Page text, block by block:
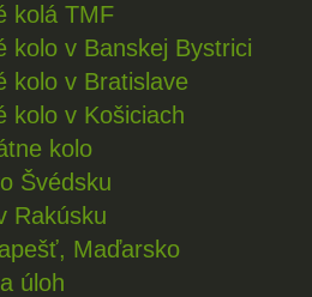
kolá TMF
kolo v Banskej Bystrici
kolo v Bratislave
kolo v Košiciach
kolo
Švédsku
Rakúsku
Maďarsko
úloh